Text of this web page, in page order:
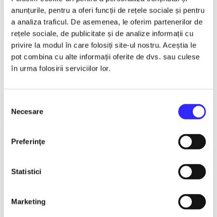
anunțurile, pentru a oferi funcții de rețele sociale și pentru
a analiza traficul. De asemenea, le oferim partenerilor de
rețele sociale, de publicitate și de analize informații cu
privire la modul în care folosiți site-ul nostru. Aceștia le
pot combina cu alte informații oferite de dvs. sau culese
în urma folosirii serviciilor lor.
consimțământului
Necesare
Preferinţe
Statistici
Marketing
Earlybird
Vezi mai multe
Vezi mai puțin
RASPUTIN - Oradea
Detalii eveniment
House of Culture of the Trade Unions Oradea